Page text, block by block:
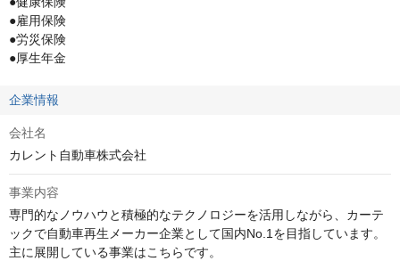
●雇用保険
●労災保険
●厚生年金
企業情報
会社名
カレント自動車株式会社
事業内容
専門的なノウハウと積極的なテクノロジーを活用しながら、カーテ
ックで自動車再生メーカー企業として国内No.1を目指しています。
主に展開している事業はこちらです。